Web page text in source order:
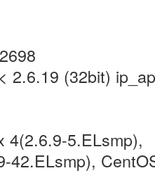
2.6.19 (32bit)
4(2.6.9-5.ELsmp),
42.ELsmp),